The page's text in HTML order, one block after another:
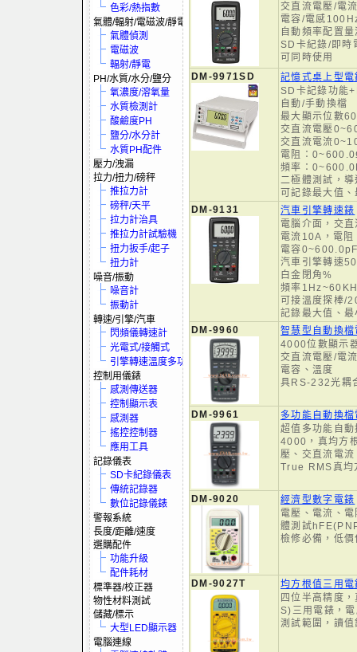
色彩/熱指數
氣體/輻射/電磁波/靜電
氣體偵測
電磁波
輻射/靜電
PH/水質/水分/鹽分
氧濃度/溶氧量
水質檢測計
酸鹼度PH
鹽分/水分計
水質PH配件
壓力/洩漏
拉力/扭力/磅秤
推拉力計
磅秤/天平
拉力計治具
推拉力計試驗機
扭力扳手/起子
扭力計
噪音/振動
噪音計
振動計
轉速/引擎/汽車
閃頻儀轉速計
光電式/接觸式
引擎轉速溫度多功電表
控制用儀錶
感測傳送器
控制顯示表
感測器
搖控控制器
應用工具
記錄儀表
SD卡紀錄儀表
傳統記錄器
數位記錄儀錶
警報系統
長度/距離/速度
選購配件
功能升級
配件耗材
標準器/校正器
物性材料測試
儲藏/標示
大型LED顯示器
電腦連線
交直流電壓/電
電容/電感
自動頻率配置量
SD卡紀錄/即時
可同時使用
DM-9971SD
記憶式桌上型電
SD卡記錄功能
自動/手動換檔
最大顯示位數
交直流電壓
交直流電流
電阻：
頻率：
二極體測試，
可記錄最大值
DM-9131
汽車引擎轉速錶
電腦介面，交
電流10A，電阻
電容
汽車引擎轉速
白金閉角%
頻率
可接溫度探棒/
記錄最大值、
DM-9960
智慧型自動換檔
4000位數顯示
交直流電壓/電
電容、溫度
具RS-232光耦
DM-9961
多功能自動換
超值多功能自
4000，真均方
壓、交直流電
True RMS真均
DM-9020
經濟型數字電錶
電壓、電流、
體測試
檢修必備，低價
DM-9027T
均方根值三用電
四位半高精度
S)三用電錶，
測試範圍，讀